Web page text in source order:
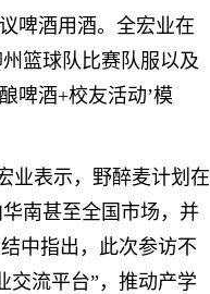
啤酒用酒。 全宏业在
篮球队比赛队服以及
啤酒+校友活动’模
业表示，野醉麦计划在
南甚至全国市场 ，并
中指出，此次参访不
交流平台”，推动产学